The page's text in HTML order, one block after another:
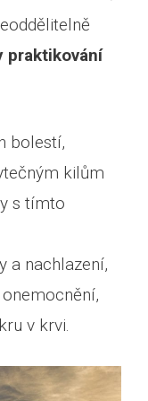
bolestí,
kilům
s tímto
a nachlazení,
v krvi.